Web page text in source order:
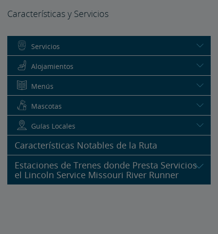
Características y Servicios
Servicios
Alojamientos
Menús
Mascotas
Guías Locales
Características Notables de la Ruta
Estaciones de Trenes donde Presta Servicios
el Lincoln Service Missouri River Runner